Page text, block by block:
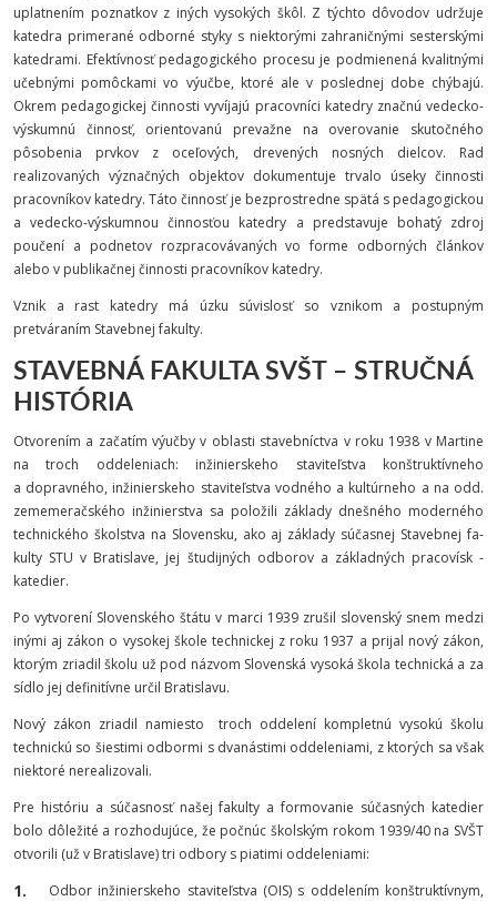
uplatnením poznatkov z iných vysokých škôl. Z týchto dôvodov udržuje
katedra primerané odborné styky s niektorými zahraničnými sesterskými
katedrami. Efektívnosť pedagogického procesu je podmienená kvalitnými
učebnými pomôckami vo výučbe, ktoré ale v poslednej dobe chýbajú.
Okrem pedagogickej činnosti vyvíjajú pracovníci katedry značnú vedecko-
výskumnú činnosť, orientovanú prevažne na overovanie skutočného
pôsobenia prvkov z oceľových, drevených nosných dielcov. Rad
realizovaných význačných objektov dokumentuje trvalo úseky činnosti
pracovníkov katedry. Táto činnosť je bezprostredne spätá s pedagogickou
a vedecko-výskumnou činnosťou katedry a predstavuje bohatý zdroj
poučení a podnetov rozpracovávaných vo forme odborných článkov
alebo v publikačnej činnosti pracovníkov katedry.
Vznik a rast katedry má úzku súvislosť so vznikom a postupným
pretváraním Stavebnej fakulty.
STAVEBNÁ FAKULTA SVŠT – STRUČNÁ
HISTÓRIA
Otvorením a začatím výučby v oblasti sta­vebníctva v roku 1938 v Martine
na troch oddele­niach: inžinierskeho staviteľstva konštruktívneho
a dopravného, inžinierskeho staviteľstva vodného a kultúrneho a na odd.
zememeračského inžinierstva sa položili základy dneš­ného moder­ného
technické­ho školstva na Slo­ven­sku, ako aj základy súčasnej Stavebnej fa­
kulty STU v Bratislave, jej študij­ných od­borov a zá­kladných pracovísk -
katedier.
Po vytvorení Slovenského štátu v marci 1939 zrušil slovenský snem medzi
inými aj zá­kon o vy­so­kej škole technickej z roku 1937 a prijal nový zákon,
ktorým zriadil školu už pod názvom Slovenská vysoká škola technická a za
sídlo jej definitívne určil Bratislavu.
Nový zákon zriadil namiesto troch oddelení kompletnú vysokú školu
technic­kú so šies­timi odbormi s dvanástimi oddeleniami, z ktorých sa však
niektoré nerealizovali.
Pre históriu a súčasnosť našej fakulty a formovanie súčasných katedier
bolo dô­ležité a rozhodujúce, že počnúc škol­ským rokom 1939/40 na SVŠT
otvorili (už v Bratislave) tri odbory s piatimi oddeleniami:
Odbor inžinierskeho staviteľstva (OIS) s oddelením konštruktívnym,